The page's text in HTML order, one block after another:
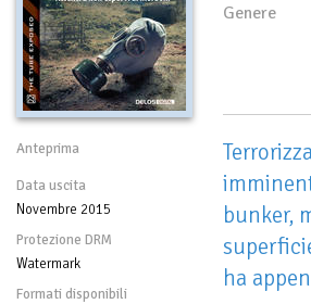
Anteprima
Data uscita
Novembre 2015
Protezione DRM
Watermark
Formati disponibili
Genere
bunker,
ha